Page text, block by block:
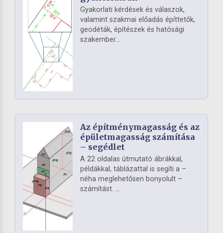
Gyakorlati kérdések és válaszok,
valamint szakmai előadás építtetők,
geodéták, építészek és hatósági
szakember...
Az építménymagasság és az
épületmagasság számítása
– segédlet
A 22 oldalas útmutató ábrákkal,
példákkal, táblázattal is segíti a –
néha meglehetősen bonyolult –
számítást. ...